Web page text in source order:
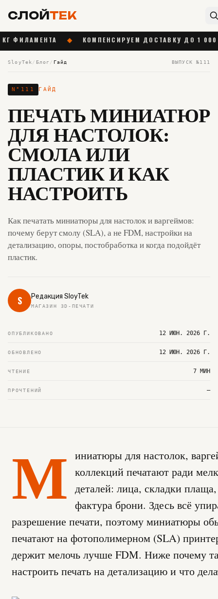
СЛОЙТЕК
◆ КОМПЕНСИРУЕМ ДОСТАВКУ ДО 1 000 ₽ ОТ
SloyTek / Блог / Гайд ВЫПУСК №111
N° 111 ГАЙД
ПЕЧАТЬ МИНИАТЮР
ДЛЯ НАСТОЛОК:
СМОЛА ИЛИ
ПЛАСТИК И КАК
НАСТРОИТЬ
Как печатать миниатюры для настолок и варгеймов:
почему берут смолу (SLA), а не FDM, настройки на
детализацию, опоры, постобработка и когда подойдёт
пластик.
S Редакция SloyTek
МАГАЗИН 3D-ПЕЧАТИ
ОПУБЛИКОВАНО 12 ИЮН. 2026 Г.
ОБНОВЛЕНО 12 ИЮН. 2026 Г.
ЧТЕНИЕ 7 МИН
ПРОЧТЕНИЙ —
М иниатюры для настолок,
коллекций печатают ради
деталей: лица, складки
фактура брони. Здесь всё
разрешение печати, поэтому миниатюры
печатают на фотополимерном (SLA)
держит мелочь лучше FDM. Ниже почему
настроить печать на детализацию и что